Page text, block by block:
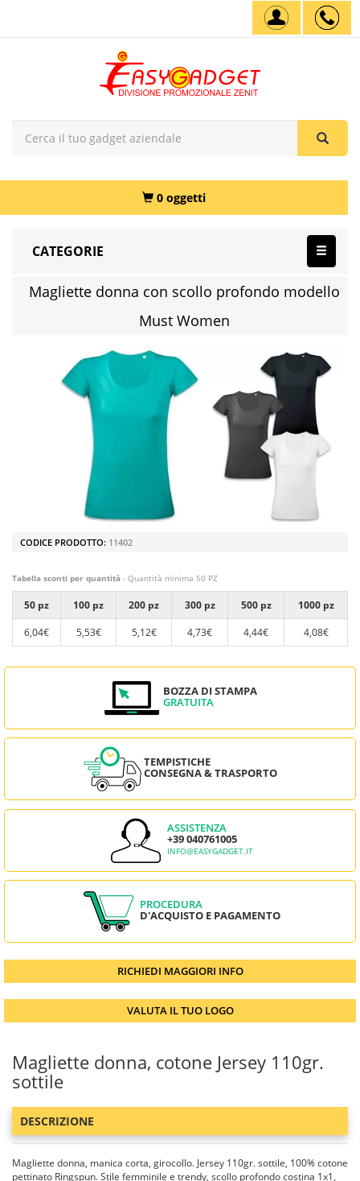
0 oggetti
CATEGORIE
Magliette donna con scollo profondo modello
Must Women
CODICE PRODOTTO: 11402
Tabella sconti per quantità - Quantità minima 50 PZ
50 pz 100 pz 200 pz 300 pz 500 pz
1000 pz
6,04€
5,53€ 5,12€ 4,73€ 4,44€ 4,08€
BOZZA DI STAMPA
GRATUITA
TEMPISTICHE
CONSEGNA & TRASPORTO
ASSISTENZA
+39 040761005
INFO@EASYGADGET.IT
PROCEDURA
D'ACQUISTO E PAGAMENTO
RICHIEDI MAGGIORI INFO
VALUTA IL TUO LOGO
Magliette donna, cotone Jersey 110gr.
sottile
DESCRIZIONE
Magliette donna, manica corta, girocollo. Jersey 110gr. sottile, 100% cotone
pettinato Ringspun. Stile femminile e trendy, scollo profondo costina 1x1,